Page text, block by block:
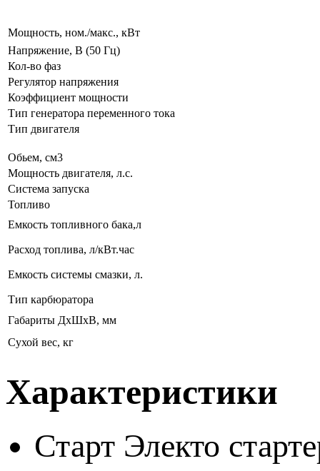
Мощность, ном./макс., кВт
Напряжение, В (50 Гц)
Кол-во фаз
Регулятор напряжения
Коэффициент мощности
Тип генератора переменного тока
Тип
Обьем, см3
Мощность двигателя, л.с.
Система запуска
Топливо
Емкость топливного бака,л
Расход топлива, л/кВт.час
Емкость системы смазки, л.
Тип карбюратора
Габариты ДхШхВ, мм
Сухой вес, кг
Характеристики
Старт Электо